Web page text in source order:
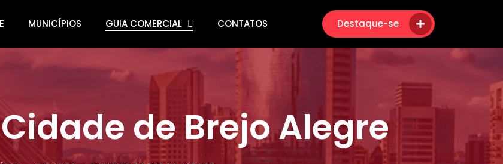
MUNICÍPIOS GUIA COMERCIAL CONTATOS Destaque-se
de Brejo Alegre